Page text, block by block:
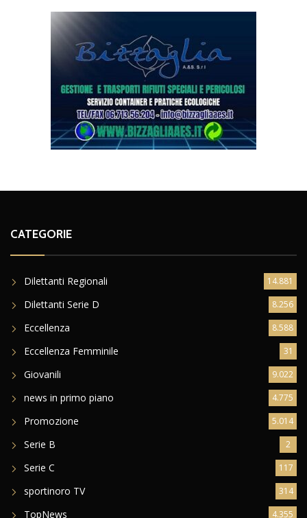
Dilettanti Regionali
Dilettanti Serie D 8.256
Eccellenza 8.588
Eccellenza Femminile 31
Giovanili 9.022
news in primo piano 4.775
Promozione 5.014
Serie B 2
Serie C 117
sportinoro TV 314
TopNews 4.355